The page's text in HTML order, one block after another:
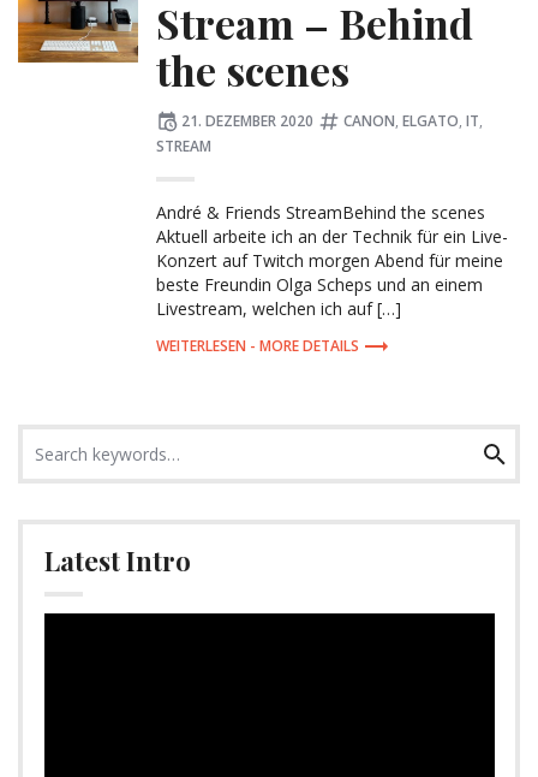
Stream – Behind
the scenes
Posted
on
21. DEZEMBER 2020 Tagged:
CANON, ELGATO, IT,
STREAM
André & Friends StreamBehind the scenes
Aktuell arbeite ich an der Technik für ein Live-
Konzert auf Twitch morgen Abend für meine
beste Freundin Olga Scheps und an einem
Livestream, welchen ich auf […]
MORE DETAILS
for:
Search
Latest Intro